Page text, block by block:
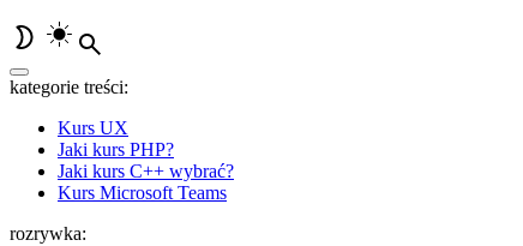
kategorie treści:
Kurs UX
Jaki kurs PHP?
Jaki kurs C++ wybrać?
Kurs Microsoft Teams
rozrywka: